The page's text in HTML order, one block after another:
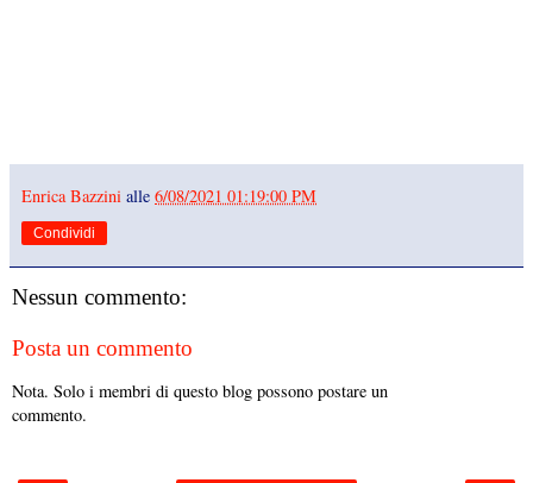
Enrica Bazzini alle 6/08/2021 01:19:00 PM
Condividi
Nessun commento:
Posta un commento
Nota. Solo i membri di questo blog possono postare un
commento.